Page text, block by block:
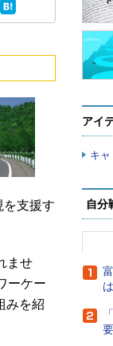
支援す
ませ
ーケー
みを紹
アイ
キ
自分